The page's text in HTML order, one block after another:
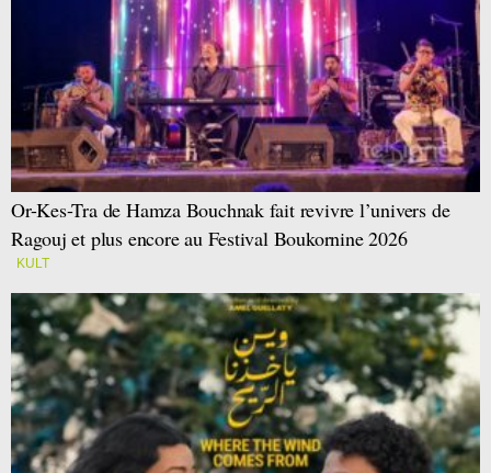
Or-Kes-Tra de Hamza Bouchnak fait revivre l’univers de
Ragouj et plus encore au Festival Boukornine 2026
KULT